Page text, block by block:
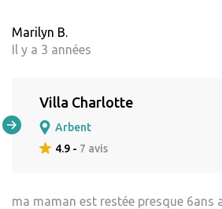
Marilyn B.
Il y a 3 années
Villa Charlotte
Arbent
4.9 - 7 avis
ma maman est restée presque 6ans